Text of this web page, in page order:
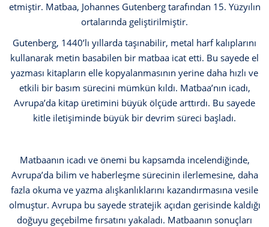
etmiştir. Matbaa, Johannes Gutenberg tarafından 15. Yüzyılın
ortalarında geliştirilmiştir.
Gutenberg, 1440’lı yıllarda taşınabilir, metal harf kalıplarını
kullanarak metin basabilen bir matbaa icat etti. Bu sayede el
yazması kitapların elle kopyalanmasının yerine daha hızlı ve
etkili bir basım sürecini mümkün kıldı. Matbaa’nın icadı,
Avrupa’da kitap üretimini büyük ölçüde arttırdı. Bu sayede
kitle iletişiminde büyük bir devrim süreci başladı.
Matbaanın icadı ve önemi bu kapsamda incelendiğinde,
Avrupa’da bilim ve haberleşme sürecinin ilerlemesine, daha
fazla okuma ve yazma alışkanlıklarını kazandırmasına vesile
olmuştur. Avrupa bu sayede stratejik açıdan gerisinde kaldığı
doğuyu geçebilme fırsatını yakaladı. Matbaanın sonuçları